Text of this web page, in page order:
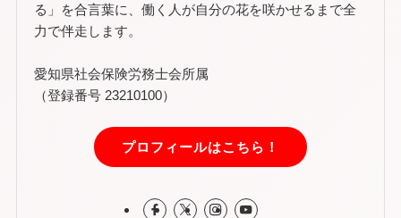
る」を合言葉に、働く人が自分の花を咲かせるまで全
力で伴走します。
愛知県社会保険労務士会所属
（登録番号 23210100）
プロフィールはこちら！